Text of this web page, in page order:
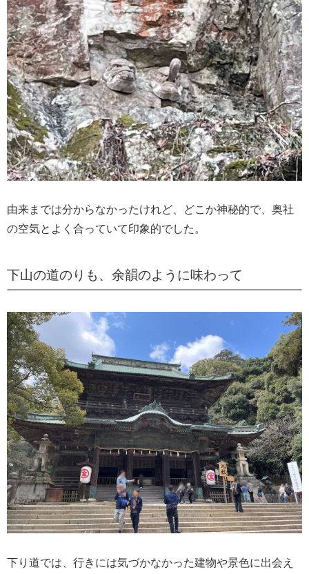
由来までは分からなかったけれど、どこか神秘的で、奥社
の空気とよく合っていて印象的でした。
下山の道のりも、余韻のように味わって
下り道では、行きには気づかなかった建物や景色に出会え